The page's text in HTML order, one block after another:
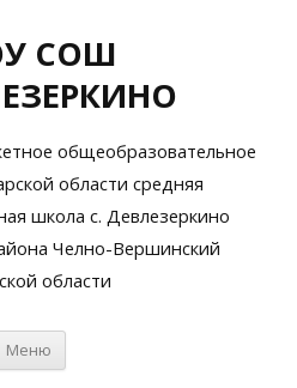
СОШ
общеобразовательное
области средняя
школа с. Девлезеркино
Челно-Вершинский
области
Меню